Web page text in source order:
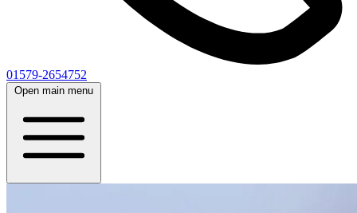
01579-2654752
Open main menu